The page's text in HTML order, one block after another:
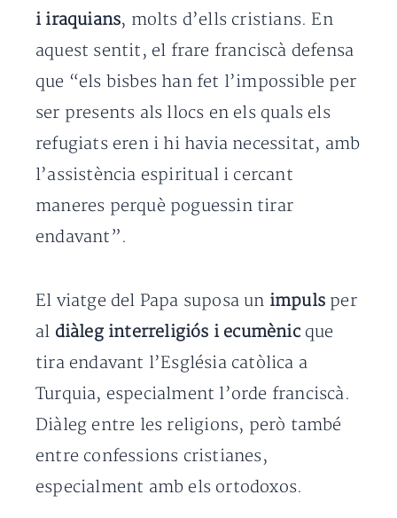
i iraquians, molts d’ells cristians. En
aquest sentit, el frare franciscà defensa
que “els bisbes han fet l’impossible per
ser presents als llocs en els quals els
refugiats eren i hi havia necessitat, amb
l’assistència espiritual i cercant
maneres perquè poguessin tirar
endavant”.
El viatge del Papa suposa un impuls per
al diàleg interreligiós i ecumènicque
tira endavant l’Església catòlica a
Turquia, especialment l’orde franciscà.
Diàleg entre les religions, però també
entre confessions cristianes,
especialment amb els ortodoxos.